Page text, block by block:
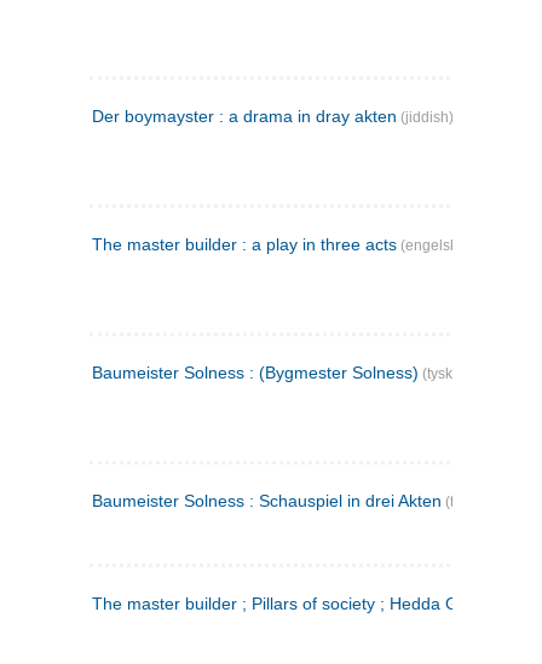
Der boymayster : a drama in dray akten (jiddish)
The master builder : a play in three acts (engelsk)
Baumeister Solness : (Bygmester Solness) (tysk)
Baumeister Solness : Schauspiel in drei Akten (tysk)
The master builder ; Pillars of society ; Hedda Gabler